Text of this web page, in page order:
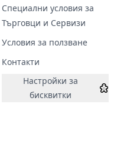
Специални условия за
Търговци и Сервизи
Условия за ползване
Контакти
Настройки за
бисквитки